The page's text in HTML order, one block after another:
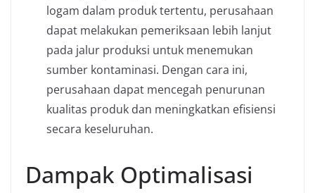
logam dalam produk tertentu, perusahaan
dapat melakukan pemeriksaan lebih lanjut
pada jalur produksi untuk menemukan
sumber kontaminasi. Dengan cara ini,
perusahaan dapat mencegah penurunan
kualitas produk dan meningkatkan efisiensi
secara keseluruhan.
Dampak Optimalisasi